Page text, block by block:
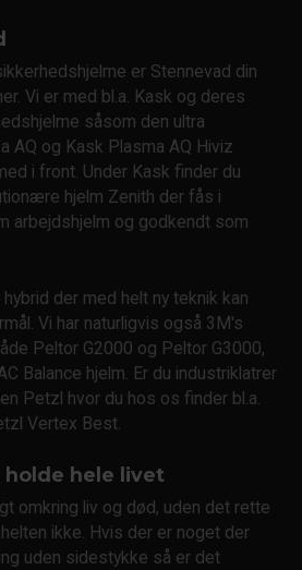
er Stennevad din
Vi er med bl.a. Kask og deres
såsom den ultra
AQ og Kask Plasma AQ Hiviz
i front. Under Kask finder du
hjelm Zenith der fås i
arbejdshjelm og godkendt som
der med helt ny teknik kan
Vi har naturligvis også 3M's
Peltor G2000 og Peltor G3000,
Balance hjelm. Er du industriklatrer
Petzl hvor du hos os finder bl.a.
Vertex Best.
holde hele livet
omkring liv og død, uden det rette
ikke. Hvis der er noget der
uden sidestykke så er det